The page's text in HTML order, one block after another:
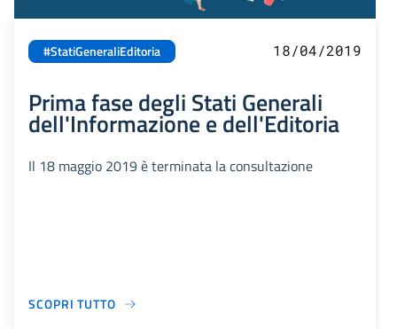
#StatiGeneraliEditoria 18/04/2019
Prima fase degli Stati Generali
dell'Informazione e dell'Editoria
Il 18 maggio 2019 è terminata la consultazione
SCOPRI TUTTO